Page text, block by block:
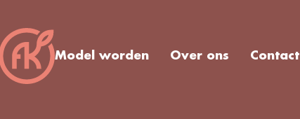
Model worden Over ons Contact